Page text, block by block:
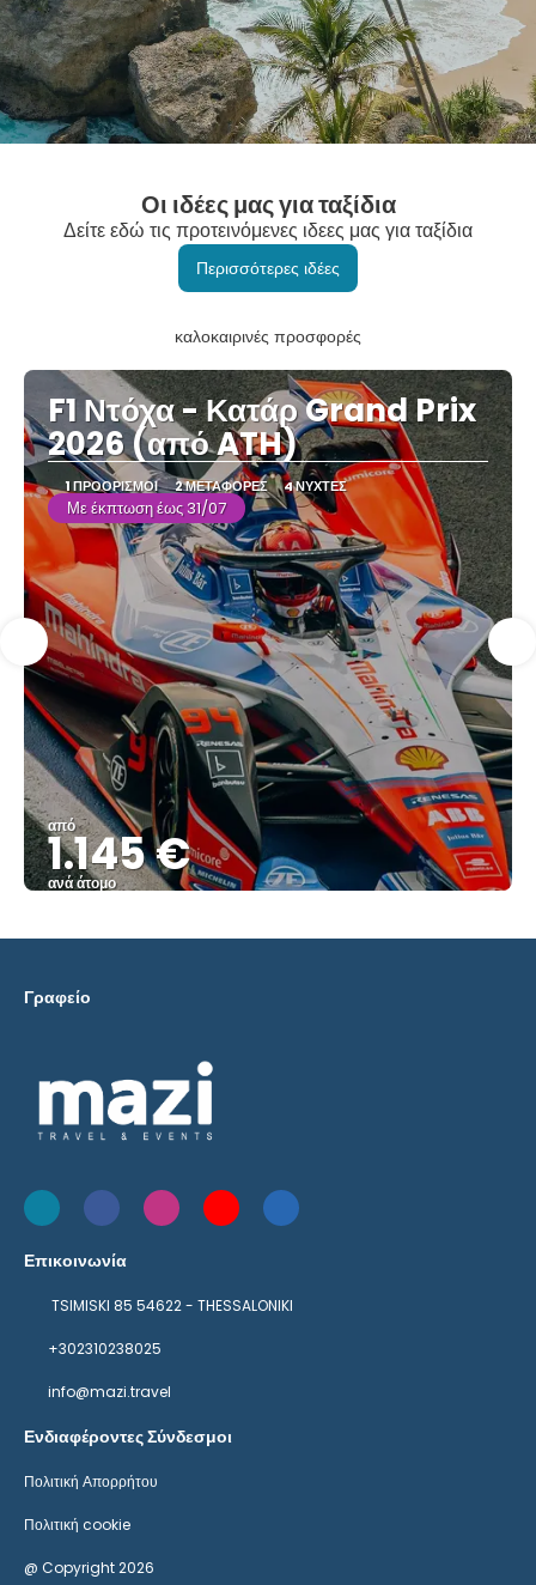
Οι ιδέες μας για ταξίδια
Δείτε εδώ τις προτεινόμενες ιδεες μας για ταξίδια
Περισσότερες ιδέες
καλοκαιρινές προσφορές
F1 Ντόχα - Κατάρ Grand Prix
2026 (από ATH)
1 ΠΡΟΟΡΙΣΜΟΊ 2 ΜΕΤΑΦΟΡΈΣ 4 ΝΎΧΤΕΣ
Με έκπτωση έως 31/07
από
1.145 €
ανά άτομο
Γραφείο
Επικοινωνία
TSIMISKI 85 54622 - THESSALONIKI
+302310238025
info@mazi.travel
Ενδιαφέροντες Σύνδεσμοι
Πολιτική Απορρήτου
Πολιτική cookie
@ Copyright 2026